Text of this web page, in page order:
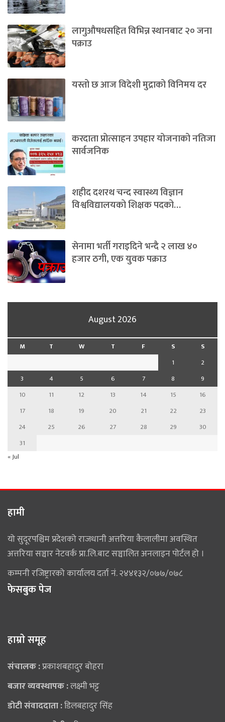
लागुऔषधसहित विभिन्न स्थानबाट २० जना
पक्राउ
यस्तो छ आज विदेशी मुद्राको विनिमय दर
करदाता प्रोत्साहन उपहार योजनाको नतिजा
सार्वजनिक
शहीद दशरथ चन्द स्वास्थ्य विज्ञान
विश्वविद्यालयको शिक्षक पदको…
सेनामा भर्ती गराइदिने भन्दै २ लाख ४०
हजार ठगी, एक युवक पक्राउ
August 2026
M T W T F S
S
1
2
3
4 5 6 7 8
9
10
11 12 13 14 15
16
17
18 19 20 21 22
23
24
25 26 27 28 29
30
31
« Jul
हामी
यो सुदूरपश्चिम प्रदेशको राजधानी अत्तरिया कैलालीमा अवस्थित
अत्तरिया सञ्चार नेटवर्क प्रा.लि.बाट सञ्चालित अनलाइन पोर्टल हो ।
कम्पनी रजिष्ट्रारको कार्यालय दर्ता नं. २४४१३२/०७७/०७८
फेसबुक पेज
हाम्राे समूह
संचालक :प्रकाशबहादुर बोहरा
बजार व्यवस्थापक :लक्ष्मी भट्ट
डोटी संवाददाता :डिलबहादुर सिंह